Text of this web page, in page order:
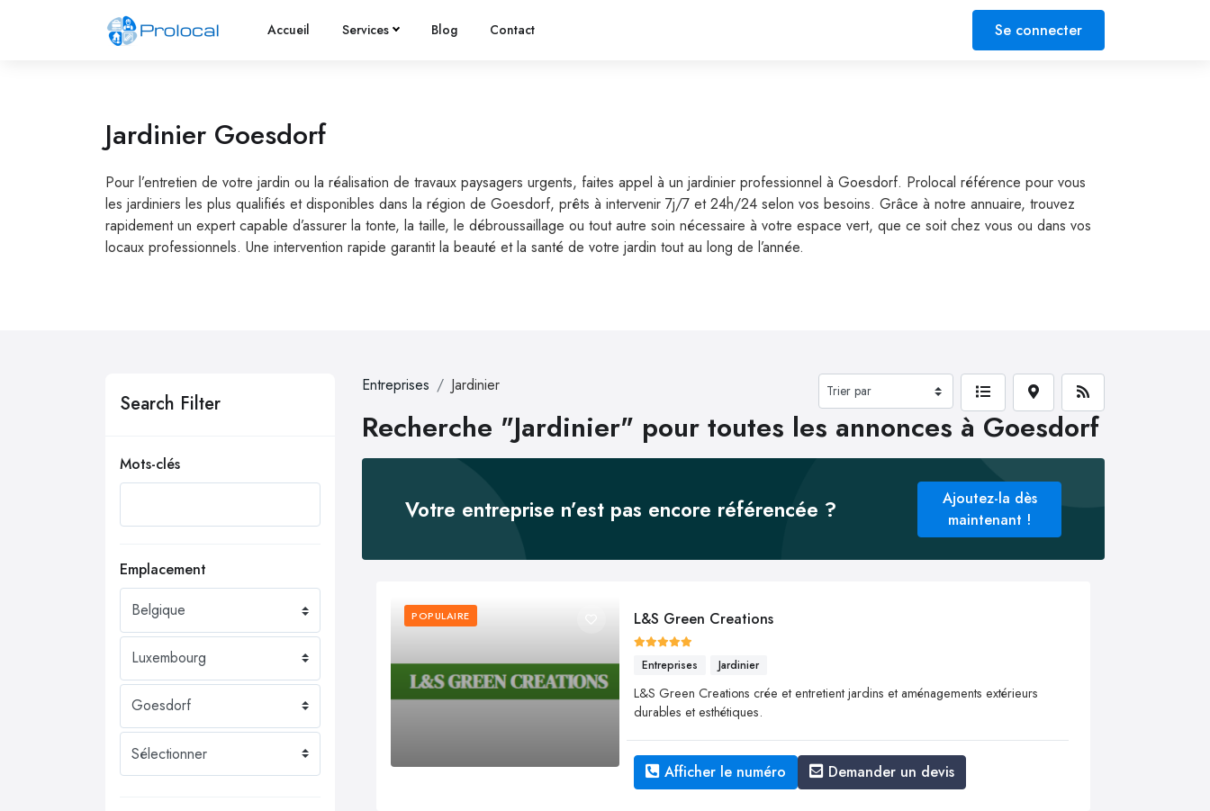
Accueil Services Blog Contact Se connecter
Jardinier Goesdorf
Pour l’entretien de votre jardin ou la réalisation de travaux paysagers urgents, faites appel à un jardinier professionnel à Goesdorf. Prolocal référence pour vous
les jardiniers les plus qualifiés et disponibles dans la région de Goesdorf, prêts à intervenir 7j/7 et 24h/24 selon vos besoins. Grâce à notre annuaire, trouvez
rapidement un expert capable d’assurer la tonte, la taille, le débroussaillage ou tout autre soin nécessaire à votre espace vert, que ce soit chez vous ou dans vos
locaux professionnels. Une intervention rapide garantit la beauté et la santé de votre jardin tout au long de l’année.
Search Filter
Mots-clés
Emplacement
Entreprises Jardinier
Recherche "Jardinier" pour toutes les annonces à Goesdorf
Votre entreprise n’est pas encore référencée ?
Ajoutez-la dès
maintenant !
POPULAIRE L&S Green Creations
Entreprises Jardinier
L&S Green Creations crée et entretient jardins et aménagements extérieurs
durables et esthétiques.
Afficher le numéro Demander un devis